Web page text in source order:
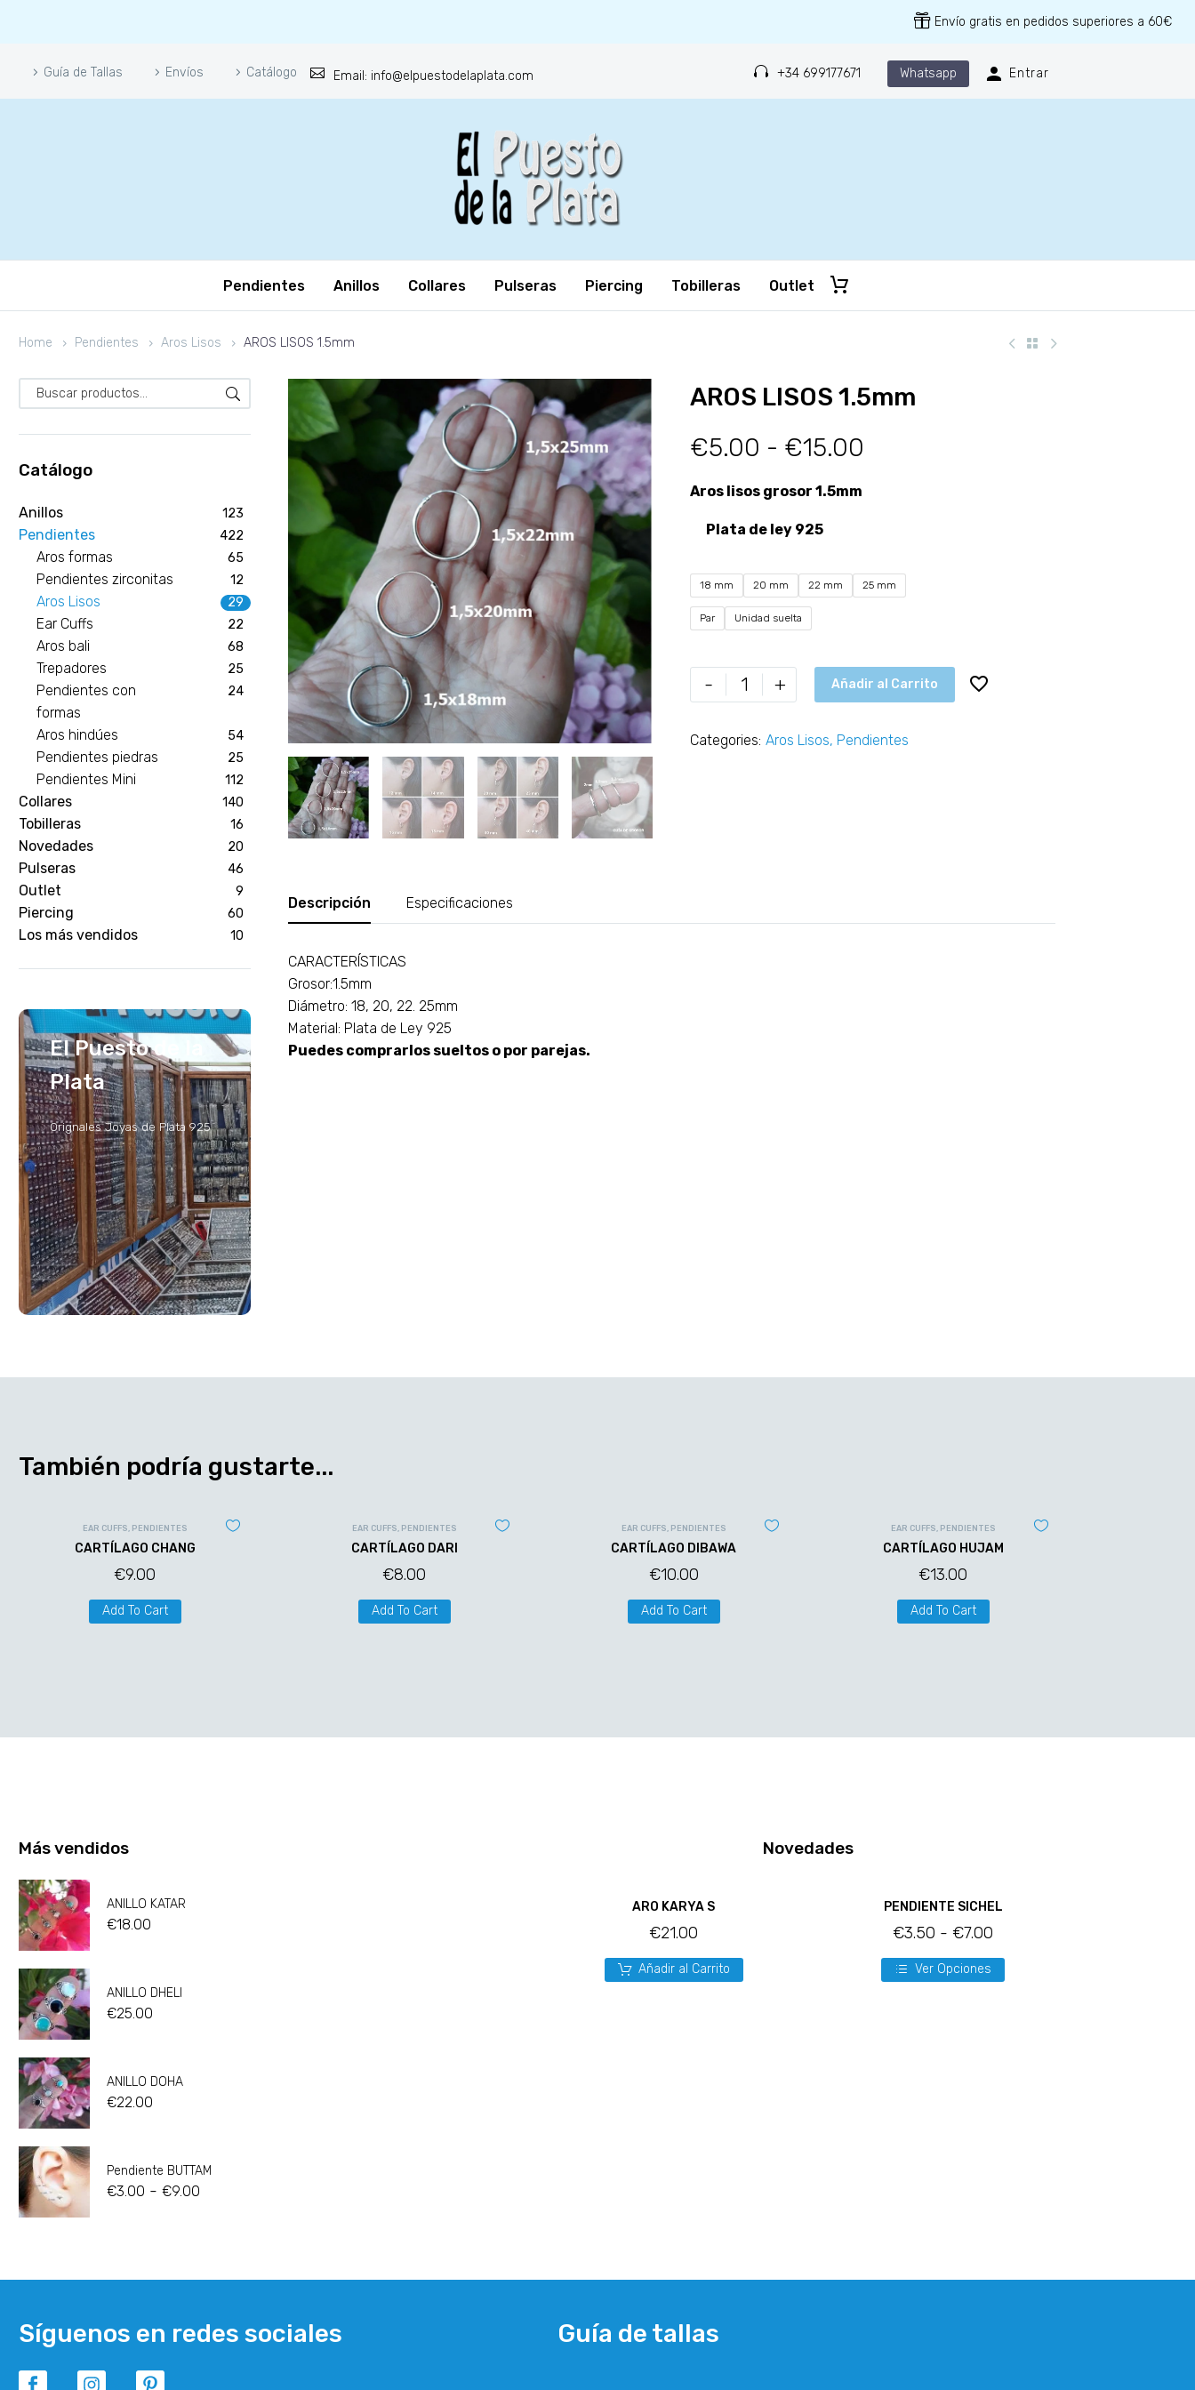
Envío gratis en pedidos superiores a 60€
Guía de Tallas Envíos Catálogo Email: info@elpuestodelaplata.com +34 699177671 Whatsapp Entrar
Pendientes Anillos Collares Pulseras Piercing Tobilleras Outlet
Home Pendientes Aros Lisos AROS LISOS 1.5mm
Catálogo
Anillos 123
Pendientes 422
Aros formas 65
Pendientes zirconitas 12
Aros Lisos 29
Ear Cuffs 22
Aros bali 68
Trepadores 25
Pendientes con
formas
24
Aros hindúes 54
Pendientes piedras 25
Pendientes Mini 112
Collares 140
Tobilleras 16
Novedades 20
Pulseras 46
Outlet 9
Piercing 60
Los más vendidos 10
El Puesto de la
Plata
Orignales Joyas de Plata 925
AROS LISOS 1.5mm
€5.00 - €15.00
Aros lisos grosor 1.5mm
Plata de ley 925
18 mm 20 mm 22 mm 25 mm
Par Unidad suelta
- + Añadir al Carrito
Categories: Aros Lisos, Pendientes
Descripción Especificaciones
CARACTERÍSTICAS
Grosor:1.5mm
Diámetro: 18, 20, 22. 25mm
Material: Plata de Ley 925
Puedes comprarlos sueltos o por parejas.
También podría gustarte...
EAR CUFFS, PENDIENTES
CARTÍLAGO CHANG
€9.00
Add To Cart
EAR CUFFS, PENDIENTES
CARTÍLAGO DARI
€8.00
Add To Cart
EAR CUFFS, PENDIENTES
CARTÍLAGO DIBAWA
€10.00
Add To Cart
EAR CUFFS, PENDIENTES
CARTÍLAGO HUJAM
€13.00
Add To Cart
Más vendidos
ANILLO KATAR
€18.00
ANILLO DHELI
€25.00
ANILLO DOHA
€22.00
Pendiente BUTTAM
€3.00 - €9.00
Novedades
ARO KARYA S
€21.00
Añadir al Carrito
PENDIENTE SICHEL
€3.50 - €7.00
Ver Opciones
Síguenos en redes sociales Guía de tallas